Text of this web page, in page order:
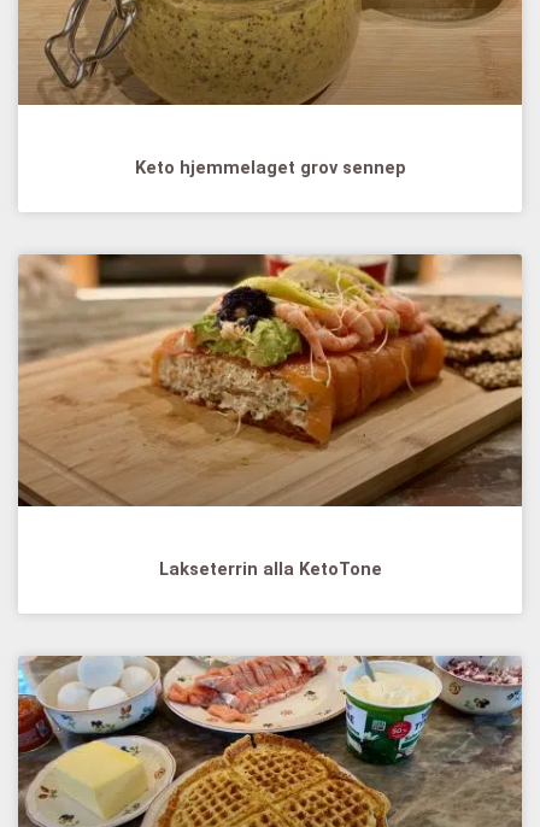
Keto hjemmelaget grov sennep
Lakseterrin alla KetoTone